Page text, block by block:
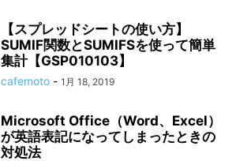
【スプレッドシートの使い方】
SUMIF関数とSUMIFSを使って簡単
集計【GSP010103】
cafemoto - 1月 18, 2019
Microsoft Office（Word、Excel）
が英語表記になってしまったときの
対処法